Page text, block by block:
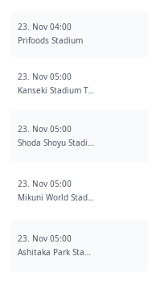
23. Nov 04:00
Prifoods Stadium
23. Nov 05:00
Kanseki Stadium Tochigi
23. Nov 05:00
Shoda Shoyu Stadium Gunma
23. Nov 05:00
Mikuni World Stadium Kitakyushu
23. Nov 05:00
Ashitaka Park Stadium